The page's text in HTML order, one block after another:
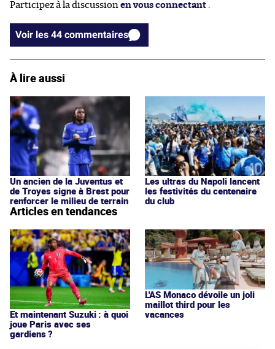
Participez à la discussion en vous connectant .
Voir les 44 commentaires
À lire aussi
Un ancien de la Juventus et
de Troyes signe à Brest pour
renforcer le milieu de terrain
Les ultras du Napoli lancent
les festivités du centenaire
du club
Articles en tendances
Et maintenant Suzuki : à quoi
joue Paris avec ses
gardiens ?
L'AS Monaco dévoile un joli
maillot third pour les
vacances